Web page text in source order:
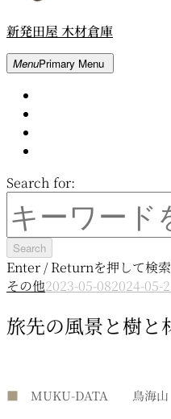
新発田屋 木材倉庫
MenuPrimary Menu
Search for:
Enter / Returnを押して検索
その他2023-05-082024-05-
旅先の風景と樹と
■ MUKU-DATA 鳥海山